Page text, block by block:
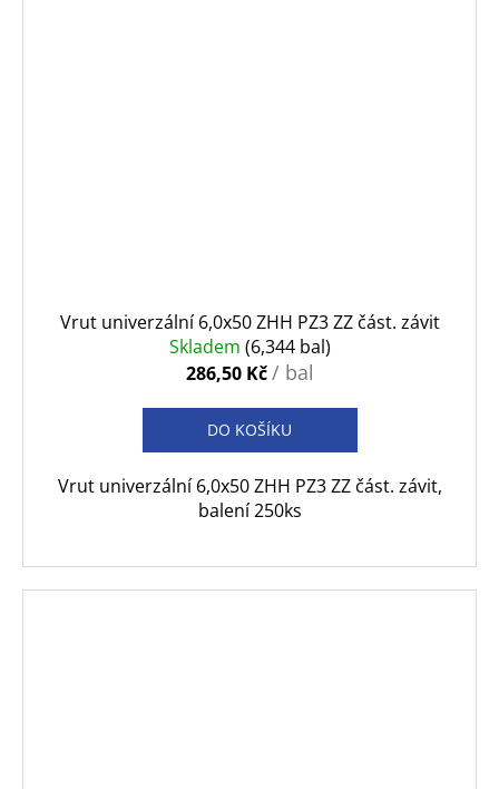
Vrut univerzální 6,0x50 ZHH PZ3 ZZ část. závit
Skladem (6,344 bal)
286,50 Kč/ bal
DO KOŠÍKU
Vrut univerzální 6,0x50 ZHH PZ3 ZZ část. závit,
balení 250ks